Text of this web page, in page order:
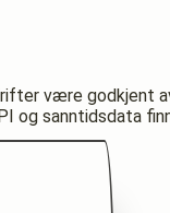
være godkjent
og sanntidsdata